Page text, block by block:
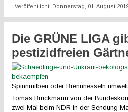
Veröffentlicht: Donnerstag, 01. August
Die GRÜNE LIGA
pestizidfreien
Spinnmilben oder Brennnesseln
Tomas Brückmann von der
zwei Mal beim NDR in der Sendung